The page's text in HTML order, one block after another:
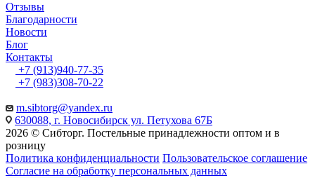
Отзывы
Благодарности
Новости
Блог
Контакты
+7 (913)940-77-35
+7 (983)308-70-22
m.sibtorg@yandex.ru
630088, г. Новосибирск ул. Петухова 67Б
2026 © Сибторг. Постельные принадлежности оптом и в
розницу
Политика конфиденциальности Пользовательское соглашение
Согласие на обработку персональных данных